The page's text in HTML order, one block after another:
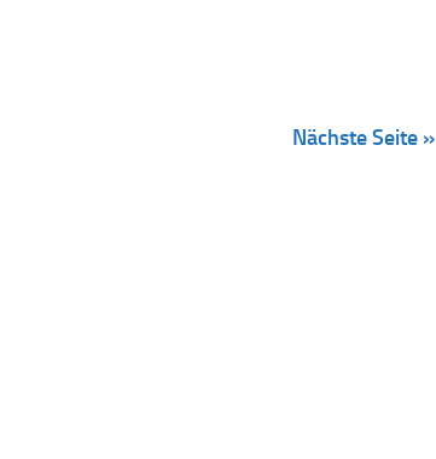
Nächste Seite »